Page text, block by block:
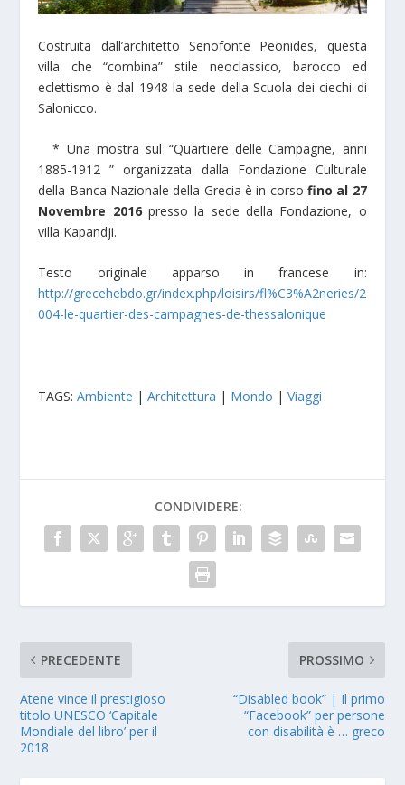
Costruita dall’architetto Senofonte Peonides, questa
villa che “combina” stile neoclassico, barocco ed
eclettismo è dal 1948 la sede della Scuola dei ciechi di
Salonicco.
* Una mostra sul “Quartiere delle Campagne, anni
1885-1912 ” organizzata dalla Fondazione Culturale
della Banca Nazionale della Grecia è in corso fino al 27
Novembre 2016presso la sede della Fondazione, o
villa Kapandji.
Testo originale apparso in francese in:
http://grecehebdo.gr/index.php/loisirs/fl%C3%A2neries/2
004-le-quartier-des-campagnes-de-thessalonique
TAGS:Ambiente |Architettura | Mondo |Viaggi
CONDIVIDERE:
PRECEDENTE
Atene vince il prestigioso
titolo UNESCO ‘Capitale
Mondiale del libro’ per il
2018
PROSSIMO
“Disabled book” | Il primo
“Facebook” per persone
con disabilità è … greco